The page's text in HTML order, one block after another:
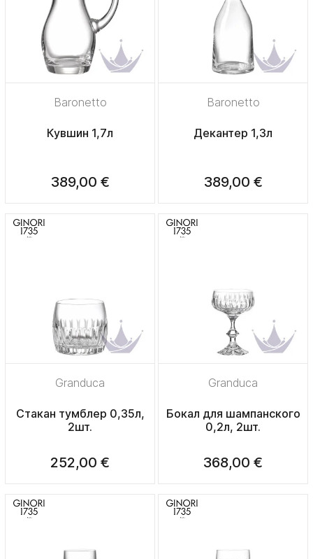
Baronetto
Кувшин 1,7л
389,00 €
Baronetto
Декантер 1,3л
389,00 €
Granduca
Стакан тумблер 0,35л,
2шт.
252,00 €
Granduca
Бокал для шампанского
0,2л, 2шт.
368,00 €